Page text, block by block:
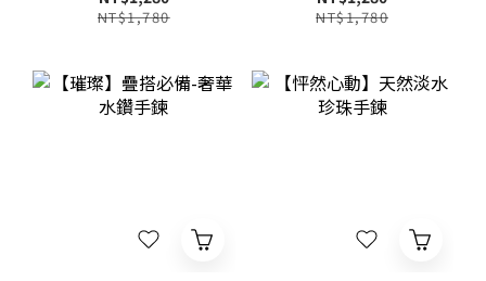
NT$1,780 NT$1,780